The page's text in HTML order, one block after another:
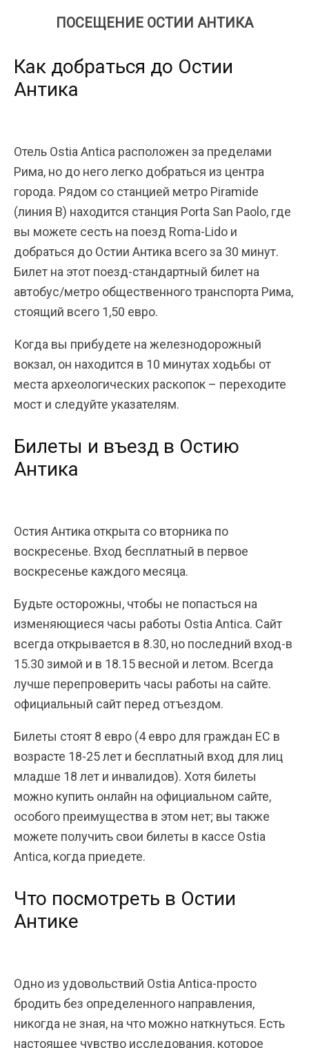
ПОСЕЩЕНИЕ ОСТИИ АНТИКА
Как добраться до Остии
Антика
Отель Ostia Antica расположен за пределами
Рима, но до него легко добраться из центра
города. Рядом со станцией метро Piramide
(линия B) находится станция Porta San Paolo, где
вы можете сесть на поезд Roma-Lido и
добраться до Остии Антика всего за 30 минут.
Билет на этот поезд-стандартный билет на
автобус/метро общественного транспорта Рима,
стоящий всего 1,50 евро.
Когда вы прибудете на железнодорожный
вокзал, он находится в 10 минутах ходьбы от
места археологических раскопок – переходите
мост и следуйте указателям.
Билеты и въезд в Остию
Антика
Остия Антика открыта со вторника по
воскресенье. Вход бесплатный в первое
воскресенье каждого месяца.
Будьте осторожны, чтобы не попасться на
изменяющиеся часы работы Ostia Antica. Сайт
всегда открывается в 8.30, но последний вход-в
15.30 зимой и в 18.15 весной и летом. Всегда
лучше перепроверить часы работы на сайте.
официальный сайт перед отъездом.
Билеты стоят 8 евро (4 евро для граждан ЕС в
возрасте 18-25 лет и бесплатный вход для лиц
младше 18 лет и инвалидов). Хотя билеты
можно купить онлайн на официальном сайте,
особого преимущества в этом нет; вы также
можете получить свои билеты в кассе Ostia
Antica, когда приедете.
Что посмотреть в Остии
Антике
Одно из удовольствий Ostia Antica-просто
бродить без определенного направления,
никогда не зная, на что можно наткнуться. Есть
настоящее чувство исследования, которое